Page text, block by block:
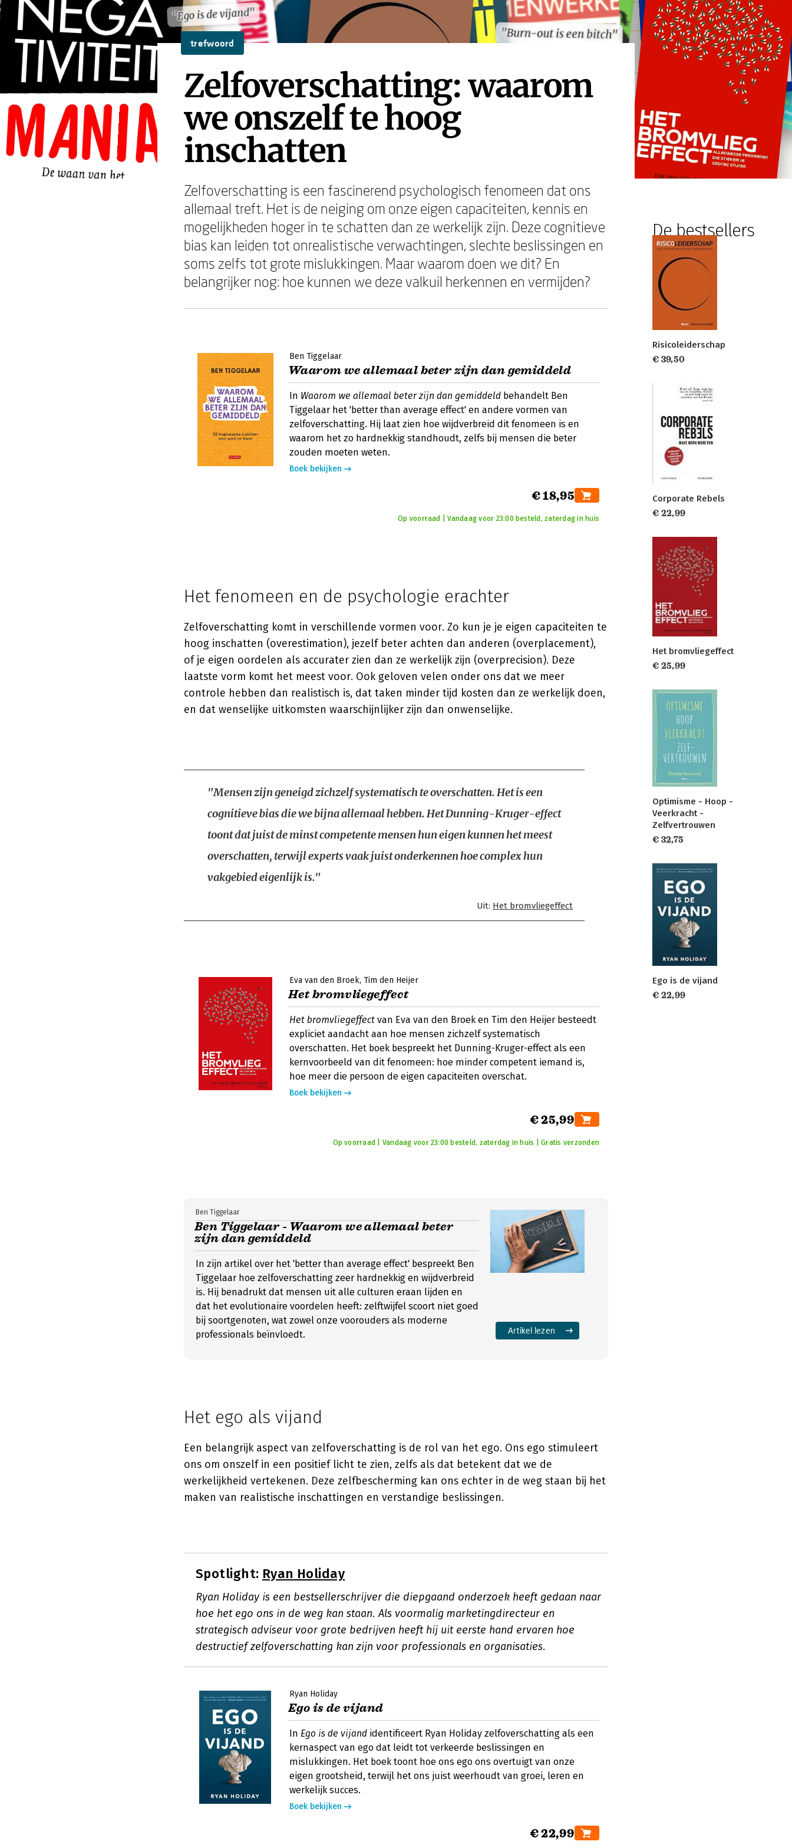
"Ego is de vijand"
"Burn-out is een bitch"
"Ego is de vijand"
"Burn-out is een bitch"
trefwoord
Zelfoverschatting: waarom
we onszelf te hoog
inschatten
Zelfoverschatting is een fascinerend psychologisch fenomeen dat ons
allemaal treft. Het is de neiging om onze eigen capaciteiten, kennis en
mogelijkheden hoger in te schatten dan ze werkelijk zijn. Deze cognitieve
bias kan leiden tot onrealistische verwachtingen, slechte beslissingen en
soms zelfs tot grote mislukkingen. Maar waarom doen we dit? En
belangrijker nog: hoe kunnen we deze valkuil herkennen en vermijden?
Ben Tiggelaar
Waarom we allemaal beter zijn dan gemiddeld
In Waarom we allemaal beter zijn dan gemiddeld behandelt Ben
Tiggelaar het 'better than average effect' en andere vormen van
zelfoverschatting. Hij laat zien hoe wijdverbreid dit fenomeen is en
waarom het zo hardnekkig standhoudt, zelfs bij mensen die beter
zouden moeten weten.
Boek bekijken
€ 18,95
Op voorraad | Vandaag voor 23:00 besteld, zaterdag in huis
Het fenomeen en de psychologie erachter
Zelfoverschatting komt in verschillende vormen voor. Zo kun je je eigen capaciteiten te
hoog inschatten (overestimation), jezelf beter achten dan anderen (overplacement),
of je eigen oordelen als accurater zien dan ze werkelijk zijn (overprecision). Deze
laatste vorm komt het meest voor. Ook geloven velen onder ons dat we meer
controle hebben dan realistisch is, dat taken minder tijd kosten dan ze werkelijk doen,
en dat wenselijke uitkomsten waarschijnlijker zijn dan onwenselijke.
"Mensen zijn geneigd zichzelf systematisch te overschatten. Het is een
cognitieve bias die we bijna allemaal hebben. Het Dunning-Kruger-effect
toont dat juist de minst competente mensen hun eigen kunnen het meest
overschatten, terwijl experts vaak juist onderkennen hoe complex hun
vakgebied eigenlijk is."
Uit: Het bromvliegeffect
Eva van den Broek Tim den Heijer
Het bromvliegeffect
Het bromvliegeffect van Eva van den Broek en Tim den Heijer besteedt
expliciet aandacht aan hoe mensen zichzelf systematisch
overschatten. Het boek bespreekt het Dunning-Kruger-effect als een
kernvoorbeeld van dit fenomeen: hoe minder competent iemand is,
hoe meer die persoon de eigen capaciteiten overschat.
Boek bekijken
€ 25,99
Op voorraad | Vandaag voor 23:00 besteld, zaterdag in huis | Gratis verzonden
Ben Tiggelaar - Waarom we allemaal beter
zijn dan gemiddeld
Ben Tiggelaar
In zijn artikel over het 'better than average effect' bespreekt Ben
Tiggelaar hoe zelfoverschatting zeer hardnekkig en wijdverbreid
is. Hij benadrukt dat mensen uit alle culturen eraan lijden en
dat het evolutionaire voordelen heeft: zelftwijfel scoort niet goed
bij soortgenoten, wat zowel onze voorouders als moderne
professionals beïnvloedt.
Artikel lezen
Het ego als vijand
Een belangrijk aspect van zelfoverschatting is de rol van het ego. Ons ego stimuleert
ons om onszelf in een positief licht te zien, zelfs als dat betekent dat we de
werkelijkheid vertekenen. Deze zelfbescherming kan ons echter in de weg staan bij het
maken van realistische inschattingen en verstandige beslissingen.
Spotlight: Ryan Holiday
Ryan Holiday is een bestsellerschrijver die diepgaand onderzoek heeft gedaan naar
hoe het ego ons in de weg kan staan. Als voormalig marketingdirecteur en
strategisch adviseur voor grote bedrijven heeft hij uit eerste hand ervaren hoe
destructief zelfoverschatting kan zijn voor professionals en organisaties.
Ryan Holiday
Ego is de vijand
In Ego is de vijand identificeert Ryan Holiday zelfoverschatting als een
kernaspect van ego dat leidt tot verkeerde beslissingen en
mislukkingen. Het boek toont hoe ons ego ons overtuigt van onze
eigen grootsheid, terwijl het ons juist weerhoudt van groei, leren en
werkelijk succes.
Boek bekijken
€ 22,99
De bestsellers
Risicoleiderschap
€ 39,50
Corporate Rebels
€ 22,99
Het bromvliegeffect
€ 25,99
Optimisme - Hoop -
Veerkracht -
Zelfvertrouwen
€ 32,75
Ego is de vijand
€ 22,99